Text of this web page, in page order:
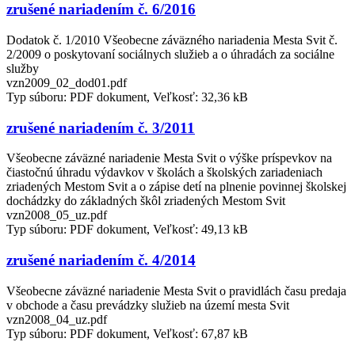
zrušené nariadením č. 6/2016
Dodatok č. 1/2010 Všeobecne záväzného nariadenia Mesta Svit č.
2/2009 o poskytovaní sociálnych služieb a o úhradách za sociálne
služby
vzn2009_02_dod01.pdf
Typ súboru: PDF dokument, Veľkosť: 32,36 kB
zrušené nariadením č. 3/2011
Všeobecne záväzné nariadenie Mesta Svit o výške príspevkov na
čiastočnú úhradu výdavkov v školách a školských zariadeniach
zriadených Mestom Svit a o zápise detí na plnenie povinnej školskej
dochádzky do základných škôl zriadených Mestom Svit
vzn2008_05_uz.pdf
Typ súboru: PDF dokument, Veľkosť: 49,13 kB
zrušené nariadením č. 4/2014
Všeobecne záväzné nariadenie Mesta Svit o pravidlách času predaja
v obchode a času prevádzky služieb na území mesta Svit
vzn2008_04_uz.pdf
Typ súboru: PDF dokument, Veľkosť: 67,87 kB